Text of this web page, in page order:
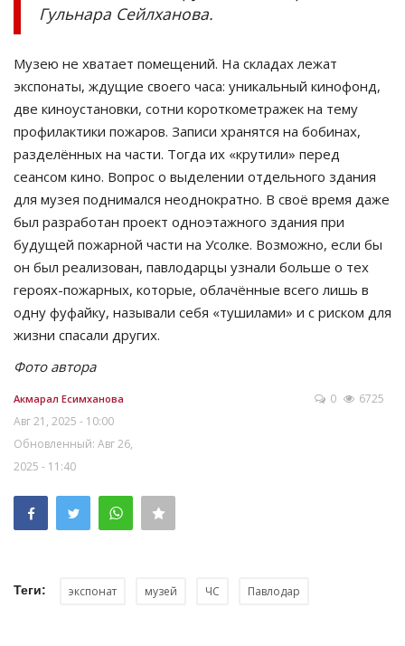
Гульнара Сейлханова.
Музею не хватает помещений. На складах лежат
экспонаты, ждущие своего часа: уникальный кинофонд,
две киноустановки, сотни короткометражек на тему
профилактики пожаров. Записи хранятся на бобинах,
разделённых на части. Тогда их «крутили» перед
сеансом кино. Вопрос о выделении отдельного здания
для музея поднимался неоднократно. В своё время даже
был разработан проект одноэтажного здания при
будущей пожарной части на Усолке. Возможно, если бы
он был реализован, павлодарцы узнали больше о тех
героях-пожарных, которые, облачённые всего лишь в
одну фуфайку, называли себя «тушилами» и с риском для
жизни спасали других.
Фото автора
Акмарал Есимханова
Авг 21, 2025 - 10:00
Обновленный: Авг 26,
2025 - 11:40
0 6725
Теги: экспонат музей ЧС Павлодар